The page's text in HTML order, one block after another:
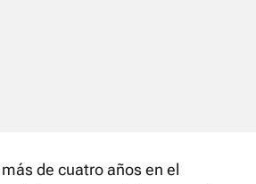
de cuatro años en el